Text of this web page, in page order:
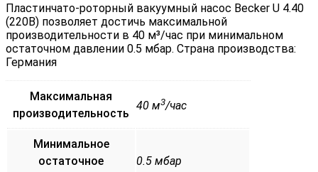
Пластинчато-роторный вакуумный насос Becker U 4.40
(220В) позволяет достичь максимальной
производительности в 40 м³/час при минимальном
остаточном давлении 0.5 мбар. Страна производства:
Германия
Максимальная
производительность
40 м3/час
Минимальное
остаточное
0.5 мбар